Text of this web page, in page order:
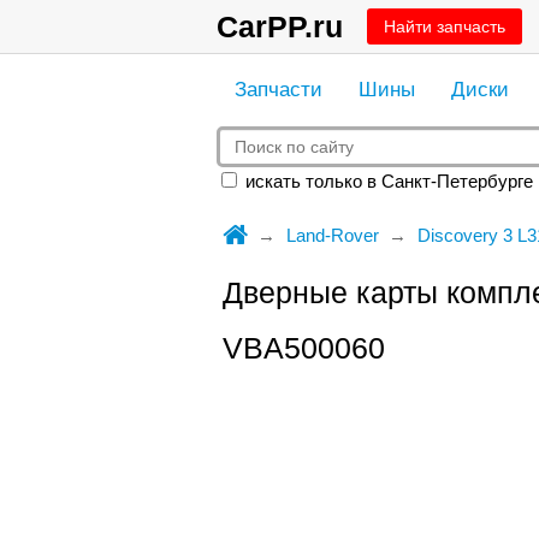
CarPP.ru Найти запчасть
Запчасти Шины Диски
искать только в Санкт-Петербурге
Land-Rover Discovery 3
Дверные карты
VBA500060